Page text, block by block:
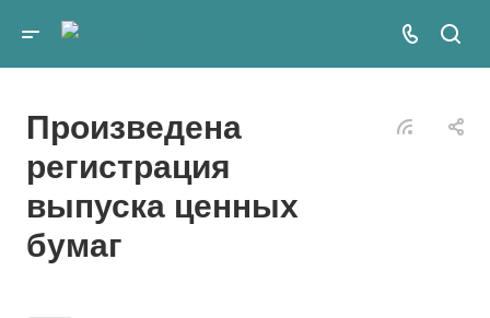
Произведена
регистрация
выпуска ценных
бумаг